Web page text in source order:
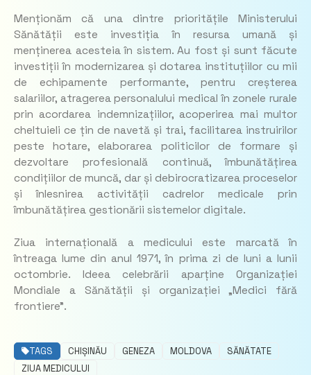
Menționăm că una dintre prioritățile Ministerului
Sănătății este investiția în resursa umană și
menținerea acesteia în sistem. Au fost și sunt făcute
investiții în modernizarea și dotarea instituțiilor cu mii
de echipamente performante, pentru creșterea
salariilor, atragerea personalului medical în zonele rurale
prin acordarea indemnizațiilor, acoperirea mai multor
cheltuieli ce țin de navetă și trai, facilitarea instruirilor
peste hotare, elaborarea politicilor de formare și
dezvoltare profesională continuă, îmbunătățirea
condițiilor de muncă, dar și debirocratizarea proceselor
și înlesnirea activității cadrelor medicale prin
îmbunătățirea gestionării sistemelor digitale.
Ziua internațională a medicului este marcată în
întreaga lume din anul 1971, în prima zi de luni a lunii
octombrie. Ideea celebrării aparține Organizației
Mondiale a Sănătății și organizației „Medici fără
frontiere”.
TAGS CHIȘINĂU GENEZA MOLDOVA
SĂNĂTATE
ZIUA MEDICULUI